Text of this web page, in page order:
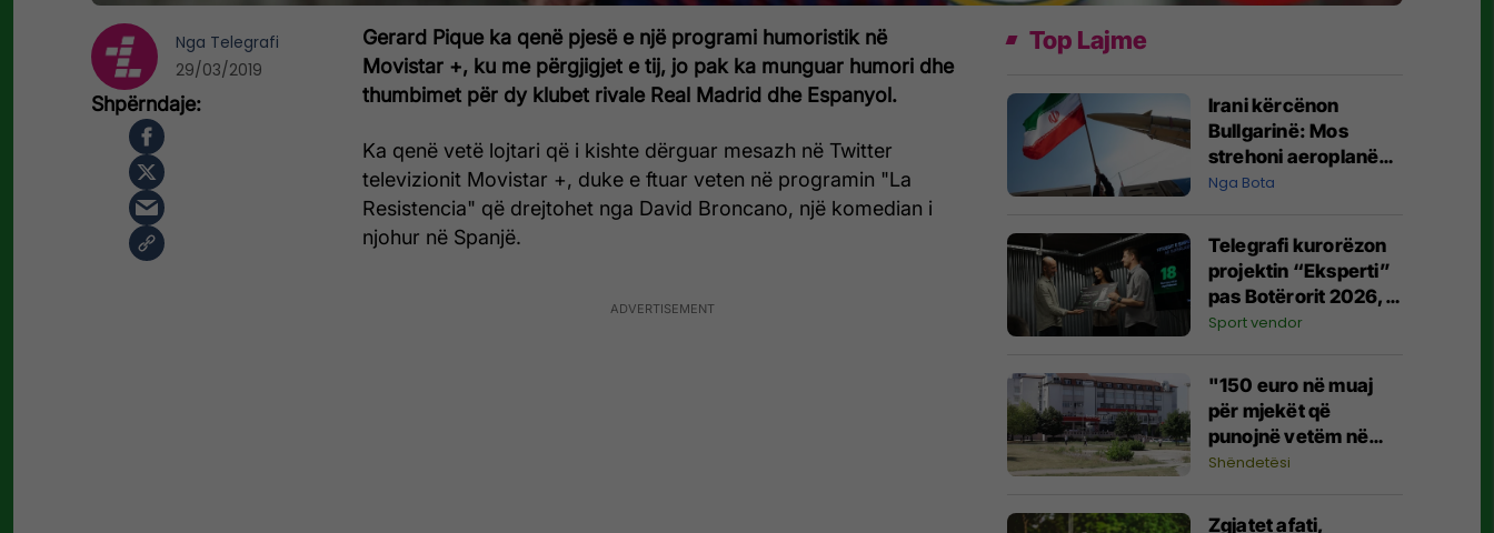
Gerard Pique ka qenë pjesë e një programi humoristik në
Movistar +, ku me përgjigjet e tij, jo pak ka munguar humori dhe
thumbimet për dy klubet rivale Real Madrid dhe Espanyol.
Ka qenë vetë lojtari që i kishte dërguar mesazh në Twitter
televizionit Movistar +, duke e ftuar veten në programin "La
Resistencia" që drejtohet nga David Broncano, një komedian i
njohur në Spanjë.
Nga Telegrafi
29/03/2019
Top Lajme
Irani kërcënon
Bullgarinë: Mos
strehoni aeroplanë
ushtarakë amerikanë
Nga Bota
Telegrafi kurorëzon
projektin “Eksperti”
pas Botërorit 2026,
ndan çmimet
Sport vendor
"150 euro në muaj
për mjekët që
punojnë vetëm në
sektorin publik
Ministria e
Shëndetësi
Zgjatet afati,